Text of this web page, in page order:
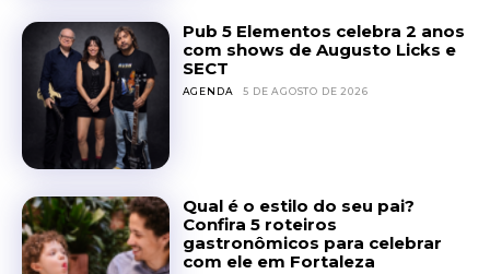
Pub 5 Elementos celebra 2 anos
com shows de Augusto Licks e
SECT
AGENDA 5 DE AGOSTO DE 2026
Qual é o estilo do seu pai?
Confira 5 roteiros
gastronômicos para celebrar
com ele em Fortaleza